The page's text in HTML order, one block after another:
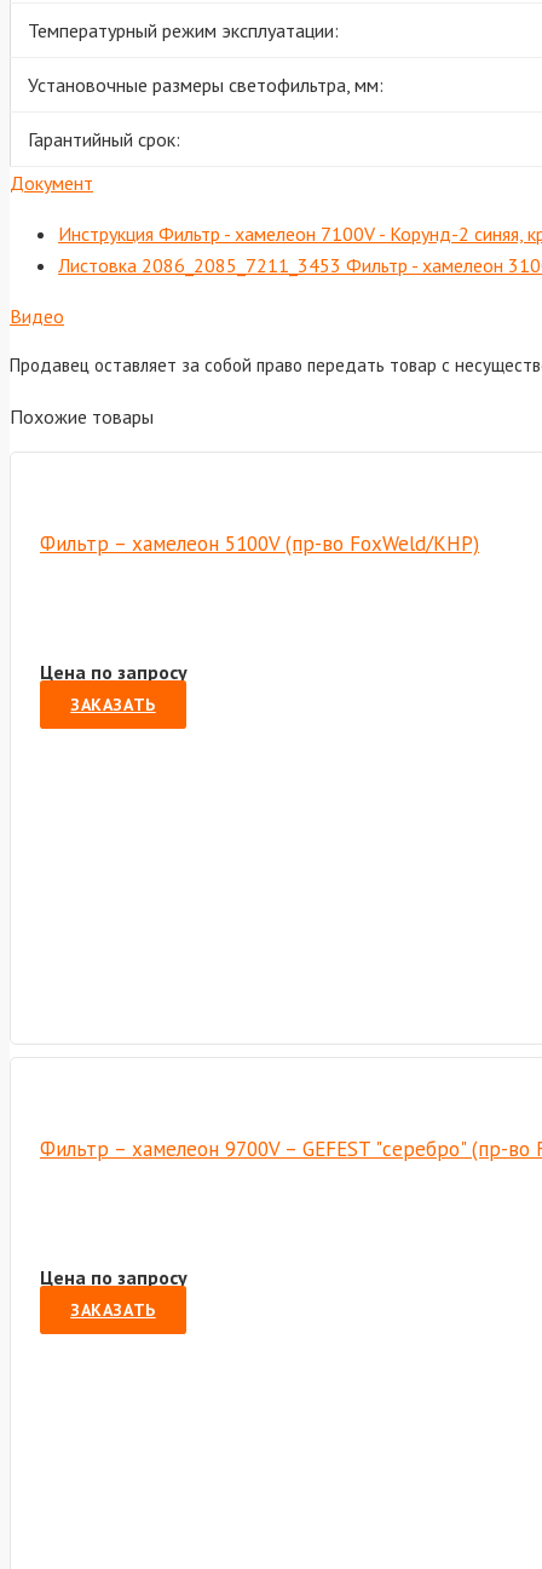
Температурный режим эксплуатации:
Установочные размеры светофильтра, мм:
Гарантийный срок:
Документ
Инструкция Фильтр - хамелеон 7100V - Корунд-2 синяя,
Листовка 2086_2085_7211_3453 Фильтр - хамелеон
Видео
Продавец оставляет за собой право передать товар с
Похожие товары
Фильтр – хамелеон 5100V (пр-во FoxWeld/КНР)
Цена по запросу
ЗАКАЗАТЬ
Фильтр – хамелеон 9700V – GEFEST "серебро" (пр-
Цена по запросу
ЗАКАЗАТЬ